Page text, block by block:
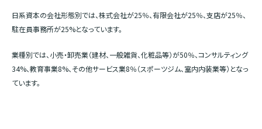
日系資本の会社形態別では、株式会社が25％、有限会社が25％、支店が25％、
駐在員事務所が25%となっています。
業種別では、小売・卸売業（建材、一般雑貨、化粧品等）が50％、コンサルティング
34%、教育事業8%、その他サービス業8％（スポーツジム、室内内装業等）となっ
ています。